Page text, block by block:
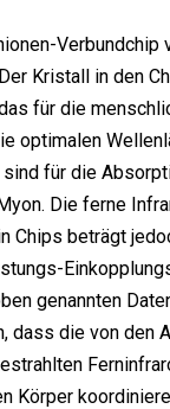
Verbundchip
Kristall in den
für die
optimalen
für die
Die ferne
Chips beträgt
genannten
dass die von den
Körper